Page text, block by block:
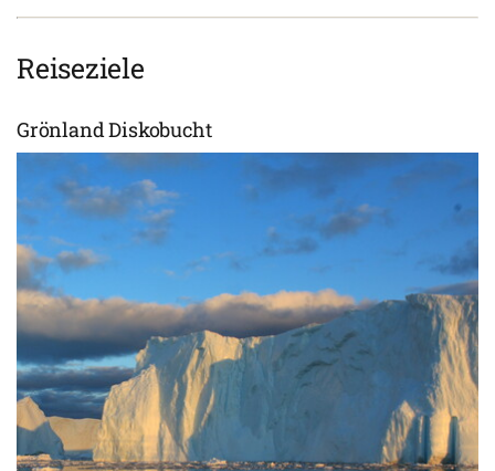
Reiseziele
Grönland Diskobucht